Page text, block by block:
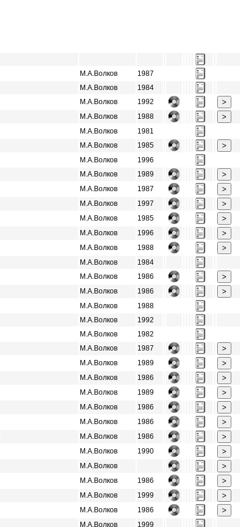
М.А.Волков
1987
М.А.Волков
1984
М.А.Волков
1992
М.А.Волков
1988
М.А.Волков
1981
М.А.Волков
1985
М.А.Волков
1996
М.А.Волков
1989
М.А.Волков
1987
М.А.Волков
1997
М.А.Волков
1985
М.А.Волков
1996
М.А.Волков
1988
М.А.Волков
1984
М.А.Волков
1986
М.А.Волков
1986
М.А.Волков
1988
М.А.Волков
1992
М.А.Волков
1982
М.А.Волков
1987
М.А.Волков
1989
М.А.Волков
1986
М.А.Волков
1989
М.А.Волков
1986
М.А.Волков
1986
М.А.Волков
1986
М.А.Волков
1990
М.А.Волков
М.А.Волков
1986
М.А.Волков
1999
М.А.Волков
1986
М.А.Волков 1999